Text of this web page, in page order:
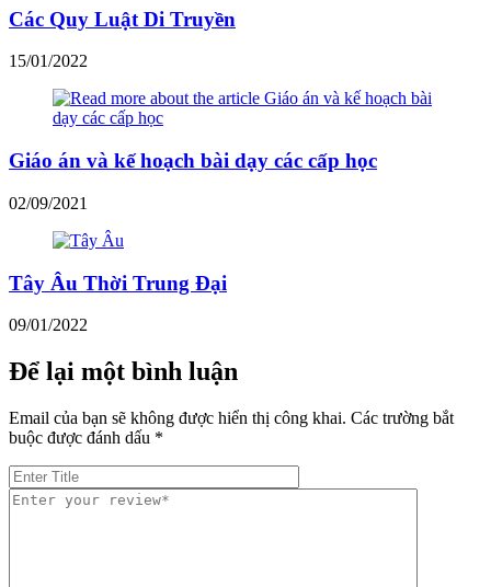
Các Quy Luật Di Truyền
15/01/2022
Giáo án và kế hoạch bài dạy các cấp học
02/09/2021
Tây Âu Thời Trung Đại
09/01/2022
Để lại một bình luận
Email của bạn sẽ không được hiển thị công khai. Các trường bắt
buộc được đánh dấu *